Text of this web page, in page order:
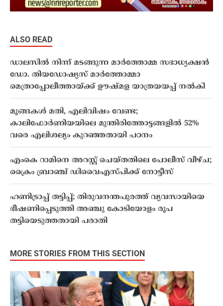
ALSO READ
ഡാലസിൽ നിന്ന് മടങ്ങുന്ന മാർത്തോമ്മ സഭാധ്യക്ഷൻ
ഡോ. തിയഡോഷ്യസ് മാർത്തോമ്മാ
മെത്രാപ്പോലീത്തായ്ക്ക് ഊഷ്മള യാത്രയയപ്പ് നൽകി
മൂങ്ങകൾ മതി, എലിവിഷം വേണ്ട;
കാലിഫോർണിയയിലെ മുന്തിരിത്തോട്ടങ്ങളിൽ 52%
വരെ എലിശല്യം കുറഞ്ഞതായി പഠനം
എംകെ റാമിനെ അറസ്റ്റ് ചെയ്തതിലെ പോലീസ് വീഴ്ച;
ക്രൈം ബ്രാഞ്ച് ഡിവൈഎസ്പിക്ക് നോട്ടീസ്
ഹണിട്രാപ്പ് തട്ടിപ്പ്; തിരുവനന്തപുരത്ത് വ്യവസായിയെ
ഭീഷണിപ്പെടുത്തി അഞ്ചു കോടിയോളം രൂപ
തട്ടിയെടുത്തതായി പരാതി
MORE STORIES FROM THIS SECTION